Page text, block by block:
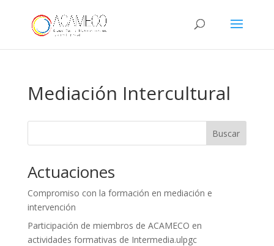
Mediación Intercultural
Buscar
Actuaciones
Compromiso con la formación en mediación e
intervención
Participación de miembros de ACAMECO en
actividades formativas de Intermedia.ulpgc